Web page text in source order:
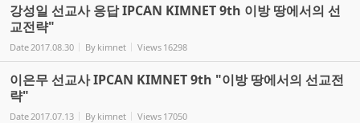
강성일 선교사 응답 IPCAN KIMNET 9th 이방 땅에서의 선
교전략"
Date 2017.08.30 By kimnet Views 16298
이은무 선교사 IPCAN KIMNET 9th "이방 땅에서의 선교전
략"
Date 2017.07.13 By kimnet Views 17050